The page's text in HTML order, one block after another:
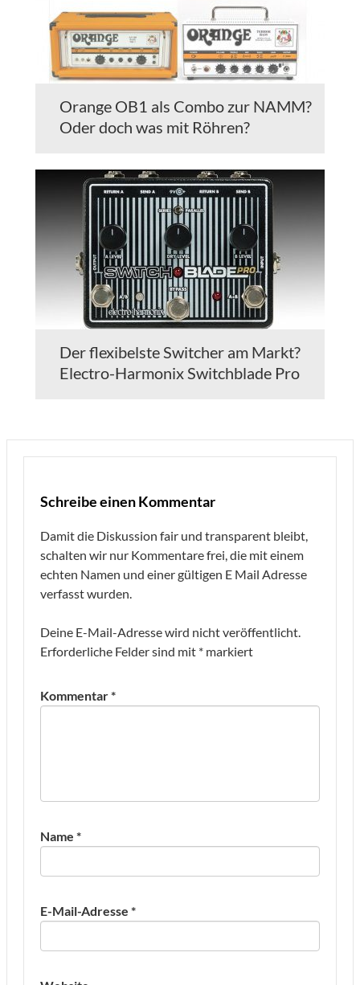
Orange OB1 als Combo zur NAMM?
Oder doch was mit Röhren?
Der flexibelste Switcher am Markt?
Electro-Harmonix Switchblade Pro
Schreibe einen Kommentar
Damit die Diskussion fair und transparent bleibt,
schalten wir nur Kommentare frei, die mit einem
echten Namen und einer gültigen E Mail Adresse
verfasst wurden.
Deine E-Mail-Adresse wird nicht veröffentlicht.
Erforderliche Felder sind mit * markiert
Kommentar*
Name *
E-Mail-Adresse *